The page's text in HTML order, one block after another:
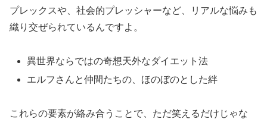
プレックスや、社会的プレッシャーなど、リアルな悩みも
織り交ぜられているんですよ。
異世界ならではの奇想天外なダイエット法
エルフさんと仲間たちの、ほのぼのとした絆
これらの要素が絡み合うことで、ただ笑えるだけじゃな